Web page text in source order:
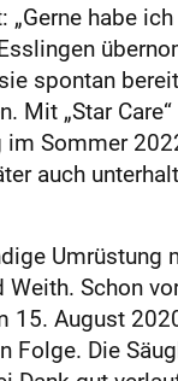
habe
spontan
Mit „Star Care“
im Sommer
auch
Umrüstung
Schon
15. August
Folge. Die